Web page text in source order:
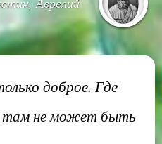
доброе. Где
там не может быть